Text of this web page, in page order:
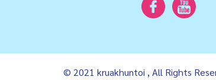
© 2021 kruakhuntoi , All Rights